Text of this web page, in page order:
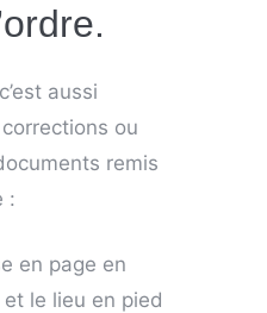
aussi
ou
remis
:
en page en
le lieu en pied